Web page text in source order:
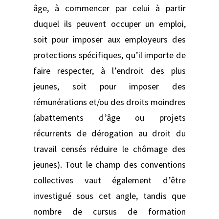
âge, à commencer par celui à partir
duquel ils peuvent occuper un emploi,
soit pour imposer aux employeurs des
protections spécifiques, qu’il importe de
faire respecter, à l’endroit des plus
jeunes, soit pour imposer des
rémunérations et/ou des droits moindres
(abattements d’âge ou projets
récurrents de dérogation au droit du
travail censés réduire le chômage des
jeunes). Tout le champ des conventions
collectives vaut également d’être
investigué sous cet angle, tandis que
nombre de cursus de formation